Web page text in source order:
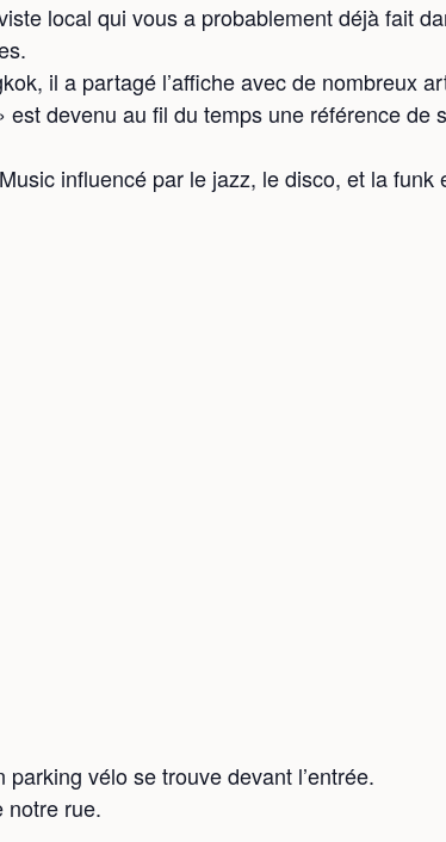
local qui vous a probablement déjà fait
il a partagé l’affiche avec de nombreux
devenu au fil du temps une référence de
influencé par le jazz, le disco, et la
vélo se trouve devant l’entrée.
notre rue.